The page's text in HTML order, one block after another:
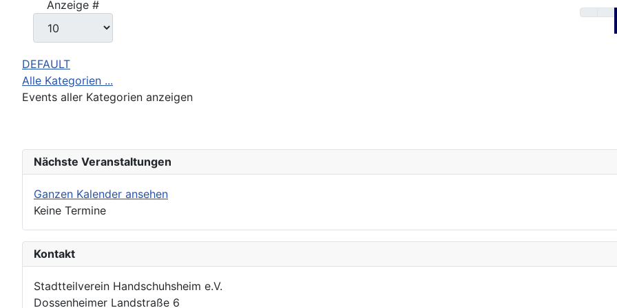
Anzeige #
DEFAULT
Alle Kategorien ...
Events aller Kategorien anzeigen
Nächste Veranstaltungen
Ganzen Kalender ansehen
Keine Termine
Kontakt
Stadtteilverein Handschuhsheim e.V.
Dossenheimer Landstraße 6